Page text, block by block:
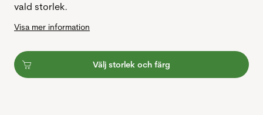
vald storlek.
Visa mer information
Välj storlek och färg